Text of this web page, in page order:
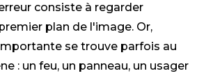
consiste à regarder
plan de l'image. Or,
se trouve parfois au
: un feu, un panneau, un usager